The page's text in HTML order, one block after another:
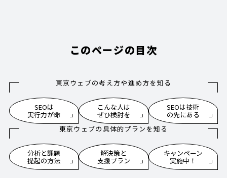
このページの目次
東京ウェブの考え方や進め方を知る
SEOは
実行力が命
こんな人は
ぜひ検討を
SEOは技術
の先にある
東京ウェブの具体的プランを知る
分析と課題
提起の方法
解決策と
支援プラン
キャンペーン
実施中！